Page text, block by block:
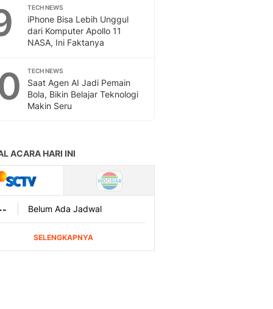
TECH NEWS
iPhone Bisa Lebih Unggul
dari Komputer Apollo 11
NASA, Ini Faktanya
TECH NEWS
Saat Agen AI Jadi Pemain
Bola, Bikin Belajar Teknologi
Makin Seru